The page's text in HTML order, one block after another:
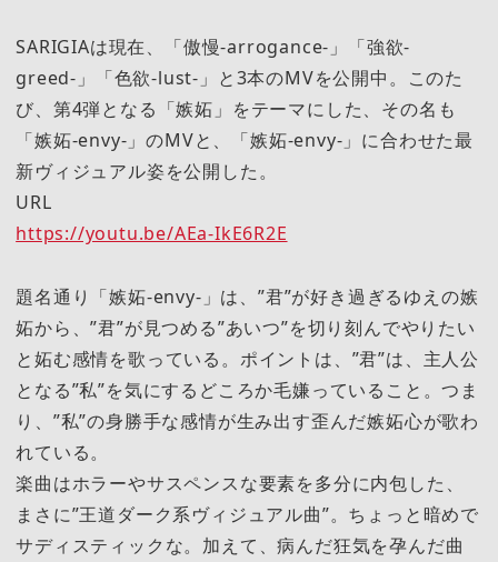
SARIGIAは現在、「傲慢-arrogance-」「強欲-
greed-」「色欲-lust-」と3本のMVを公開中。このた
び、第4弾となる「嫉妬」をテーマにした、その名も
「嫉妬-envy-」のMVと、「嫉妬-envy-」に合わせた最
新ヴィジュアル姿を公開した。
URL
https://youtu.be/AEa-IkE6R2E
題名通り「嫉妬-envy-」は、”君”が好き過ぎるゆえの嫉
妬から、”君”が見つめる”あいつ”を切り刻んでやりたい
と妬む感情を歌っている。ポイントは、”君”は、主人公
となる”私”を気にするどころか毛嫌っていること。つま
り、”私”の身勝手な感情が生み出す歪んだ嫉妬心が歌わ
れている。
楽曲はホラーやサスペンスな要素を多分に内包した、
まさに”王道ダーク系ヴィジュアル曲”。ちょっと暗めで
サディスティックな。加えて、病んだ狂気を孕んだ曲